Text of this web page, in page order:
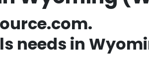
needs in